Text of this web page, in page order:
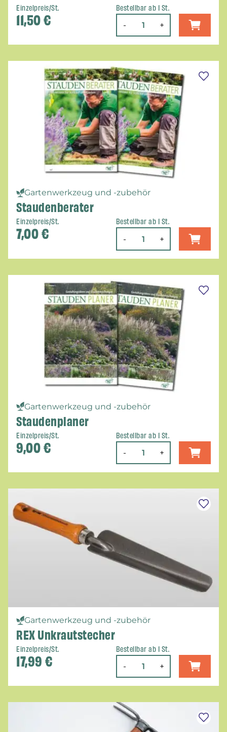
Einzelpreis/St.
11,50€
Bestellbar ab 1 St.
- +
Gartenwerkzeug und -zubehör
Staudenberater
Einzelpreis/St.
7,00€
Bestellbar ab 1 St.
- +
Gartenwerkzeug und -zubehör
Staudenplaner
Einzelpreis/St.
9,00€
Bestellbar ab 1 St.
- +
Gartenwerkzeug und -zubehör
REX Unkrautstecher
Einzelpreis/St.
17,99€
Bestellbar ab 1 St.
- +